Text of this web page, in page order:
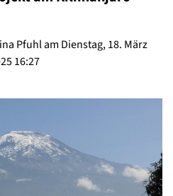
Pfuhl am Dienstag, 18. März
16:27